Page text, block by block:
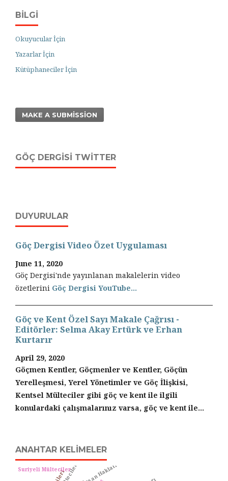
BILGI
Okuyucular İçin
Yazarlar İçin
Kütüphaneciler İçin
MAKE A SUBMISSION
GÖÇ DERGISI TWITTER
DUYURULAR
Göç Dergisi Video Özet Uygulaması
June 11, 2020
Göç Dergisi'nde yayınlanan makalelerin video
özetlerini Göç Dergisi YouTube...
Göç ve Kent Özel Sayı Makale Çağrısı -
Editörler: Selma Akay Ertürk ve Erhan
Kurtarır
April 29, 2020
Göçmen Kentler, Göçmenler ve Kentler, Göçün
Yerelleşmesi, Yerel Yönetimler ve Göç İlişkisi,
Kentsel Mülteciler gibi göç ve kent ile ilgili
konulardaki çalışmalarınız varsa, göç ve kent ile...
ANAHTAR KELIMELER
Suriyeli Mülteciler